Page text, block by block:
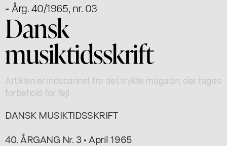
- Årg. 40/1965, nr. 03
Dansk
musiktidsskrift
Artiklen er indscannet fra det trykte magasin; der tages
forbehold for fejl
DANSK MUSIKTIDSSKRIFT
40. ÅRGANG Nr. 3 • April 1965